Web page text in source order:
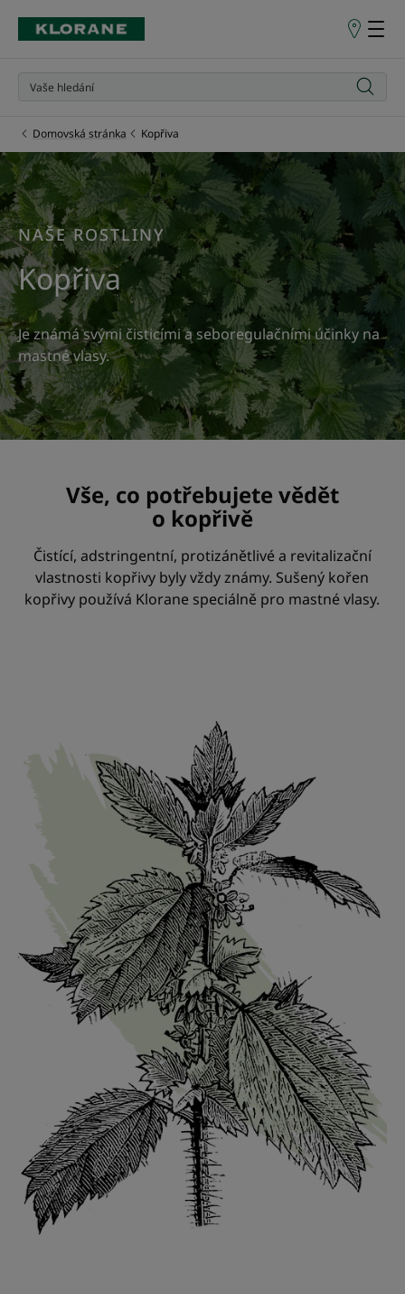
Prodejní
Domovská stránka Kopřiva
NAŠE ROSTLINY
Kopřiva
Je známá svými čisticími a seboregulačními účinky na
mastné vlasy.
Vše, co potřebujete vědět
o kopřivě
Čistící, adstringentní, protizánětlivé a revitalizační
vlastnosti kopřivy byly vždy známy. Sušený kořen
kopřivy používá Klorane speciálně pro mastné vlasy.